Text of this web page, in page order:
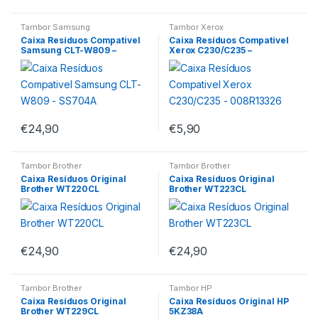
Tambor Samsung
Caixa Resíduos Compativel
Samsung CLT-W809 –
SS704A
€24,90
Tambor Xerox
Caixa Resíduos Compativel
Xerox C230/C235 –
008R13326
€5,90
Tambor Brother
Caixa Resíduos Original
Brother WT220CL
€24,90
Tambor Brother
Caixa Resíduos Original
Brother WT223CL
€24,90
Tambor Brother
Caixa Resíduos Original
Brother WT229CL
Tambor HP
Caixa Resíduos Original HP
5KZ38A